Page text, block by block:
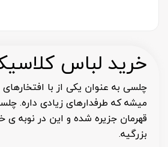
خرید لباس
چلسی به عنوان یکی از با
میشه که طرفدارهای زیادی داره.
قهرمان جزیره شده و این در نوبه ی
بزرگیه.